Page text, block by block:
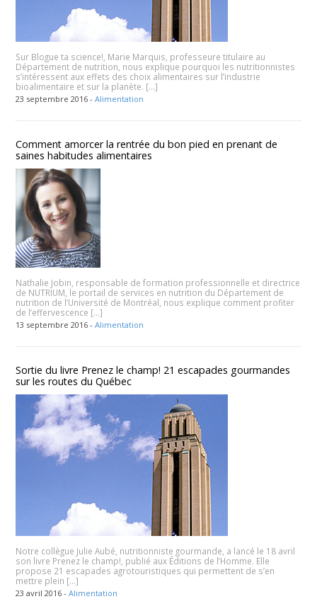
Sur Blogue ta science!, Marie Marquis, professeure titulaire au
Département de nutrition, nous explique pourquoi les nutritionnistes
s’intéressent aux effets des choix alimentaires sur l’industrie
bioalimentaire et sur la planète. […]
23 septembre 2016 -Alimentation
Comment amorcer la rentrée du bon pied en prenant de
saines habitudes alimentaires
Nathalie Jobin, responsable de formation professionnelle et directrice
de NUTRIUM, le portail de services en nutrition du Département de
nutrition de l’Université de Montréal, nous explique comment profiter
de l’effervescence […]
13 septembre 2016 -Alimentation
Sortie du livre Prenez le champ! 21 escapades gourmandes
sur les routes du Québec
Notre collègue Julie Aubé, nutritionniste gourmande, a lancé le 18 avril
son livre Prenez le champ!, publié aux Éditions de l’Homme. Elle
propose 21 escapades agrotouristiques qui permettent de s’en
mettre plein […]
23 avril 2016 -Alimentation